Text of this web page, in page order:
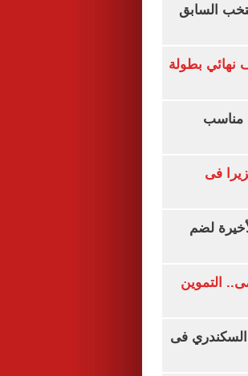
السابق
نهائي بطولة
مناسب
فى
لضم
التموين
فى